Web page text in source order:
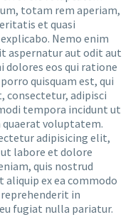
totam rem aperiam,
et quasi
Nemo enim
aspernatur aut odit aut
dolores eos qui ratione
quisquam est, qui
consectetur, adipisci
tempora incidunt ut
voluptatem.
adipisicing elit,
labore et dolore
quis nostrud
ex ea commodo
in
fugiat nulla pariatur.